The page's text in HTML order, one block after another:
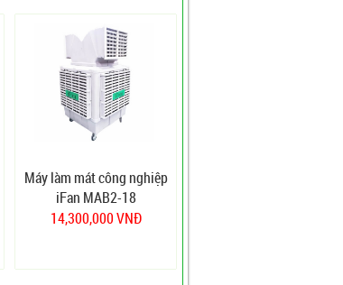
Máy làm mát công nghiệp
iFan MAB2-18
14,300,000 VNĐ